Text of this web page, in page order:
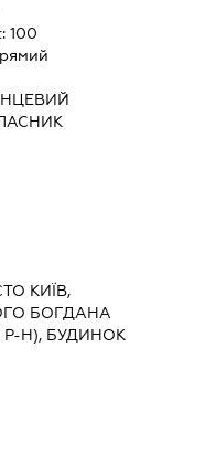
100
КИЇВ,
БОГДАНА
Н), БУДИНОК